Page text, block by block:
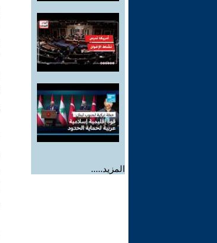
المزيد.....